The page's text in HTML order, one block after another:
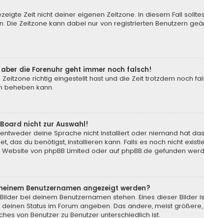
Zeit nicht deiner eigenen Zeitzone. In diesem Fall
Die Zeitzone kann dabei nur von registrierten Benutzern
die Forenuhr geht immer noch falsch!
richtig eingestellt hast und die Zeit trotzdem noch
beheben kann.
nicht zur Auswahl!
deine Sprache nicht installiert oder niemand hat
das du benötigst, installieren kann. Falls es noch nicht
von phpBB Limited oder auf phpBB.de gefunden
Benutzernamen angezeigt werden?
bei deinem Benutzernamen stehen. Eines dieser
Status im Forum angeben. Das andere, meist
von Benutzer zu Benutzer unterschiedlich ist.